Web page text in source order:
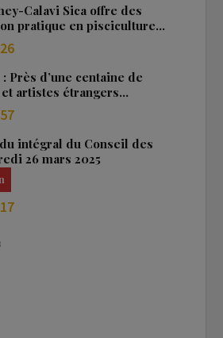
Calavi Sica offre des
pratique en pisciculture…
: Près d’une centaine de
artistes étrangers…
intégral du Conseil des
26 mars 2025